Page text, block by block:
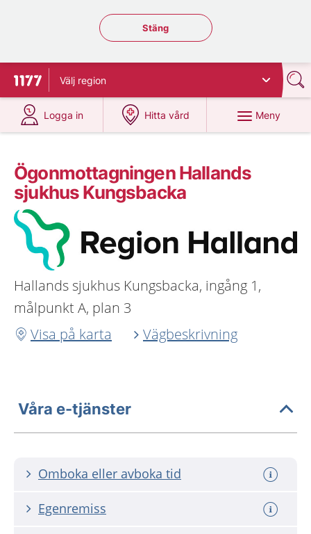
Stäng regionsväljaren
Stäng
Till startsidan för 1177
Välj region
Logga in
på 1177.se
Hitta vård
på 1177.se
Meny
Ögonmottagningen Hallands
sjukhus Kungsbacka
Hallands sjukhus Kungsbacka, ingång 1,
målpunkt A, plan 3
Visa på karta
Vägbeskrivning
Våra e-tjänster
Omboka eller avboka tid
Egenremiss